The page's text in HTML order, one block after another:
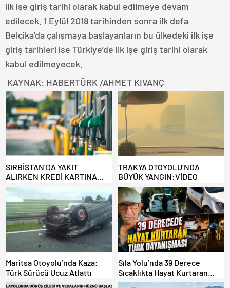
ilk işe giriş tarihi olarak kabul edilmeye devam
edilecek. 1 Eylül 2018 tarihinden sonra ilk defa
Belçika’da çalışmaya başlayanların bu ülkedeki ilk işe
giriş tarihleri ise Türkiye’de ilk işe giriş tarihi olarak
kabul edilmeyecek.
KAYNAK: HABERTÜRK /AHMET KIVANÇ
SIRBİSTAN’DA YAKIT
ALIRKEN KREDİ KARTINA
DİKKAT: MAĞDUR OLMAYIN!
TRAKYA OTOYOLU’NDA
BÜYÜK YANGIN:VİDEO
Maritsa Otoyolu’nda Kaza:
Türk Sürücü Ucuz Atlattı
Sıla Yolu’nda 39 Derece
Sıcaklıkta Hayat Kurtaran
Türk Dayanışması!